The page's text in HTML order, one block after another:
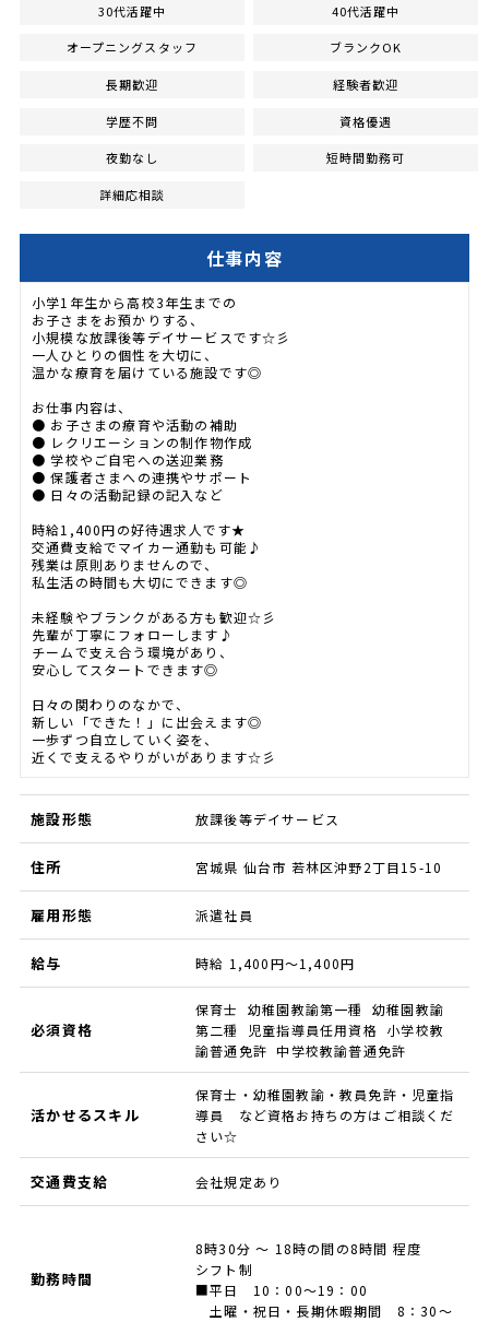
30代活躍中 40代活躍中
オープニングスタッフ ブランクOK
長期歓迎 経験者歓迎
学歴不問 資格優遇
夜勤なし 短時間勤務可
詳細応相談
仕事内容
小学1年生から高校3年生までの
お子さまをお預かりする、
小規模な放課後等デイサービスです☆彡
一人ひとりの個性を大切に、
温かな療育を届けている施設です◎
お仕事内容は、
● お子さまの療育や活動の補助
● レクリエーションの制作物作成
● 学校やご自宅への送迎業務
● 保護者さまへの連携やサポート
● 日々の活動記録の記入など
時給1,400円の好待遇求人です★
交通費支給でマイカー通勤も可能♪
残業は原則ありませんので、
私生活の時間も大切にできます◎
未経験やブランクがある方も歓迎☆彡
先輩が丁寧にフォローします♪
チームで支え合う環境があり、
安心してスタートできます◎
日々の関わりのなかで、
新しい「できた！」に出会えます◎
一歩ずつ自立していく姿を、
近くで支えるやりがいがあります☆彡
施設形態 放課後等デイサービス
住所 宮城県 仙台市 若林区沖野2丁目15-10
雇用形態 派遣社員
給与 時給 1,400円～1,400円
必須資格
保育士 幼稚園教諭第一種 幼稚園教諭
第二種 児童指導員任用資格 小学校教
諭普通免許 中学校教諭普通免許
活かせるスキル
保育士・幼稚園教諭・教員免許・児童指
導員 など資格お持ちの方はご相談くだ
さい☆
交通費支給 会社規定あり
勤務時間
8時30分 ～ 18時の間の8時間 程度
シフト制
■平日 10：00～19：00
土曜・祝日・長期休暇期間 8：30～